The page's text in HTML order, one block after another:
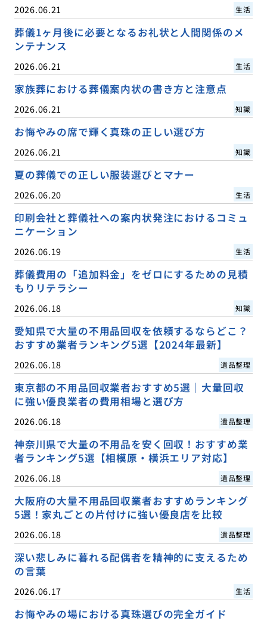
2026.06.21 生活
葬儀1ヶ月後に必要となるお礼状と人間関係のメ
ンテナンス
2026.06.21 生活
家族葬における葬儀案内状の書き方と注意点
2026.06.21 知識
お悔やみの席で輝く真珠の正しい選び方
2026.06.21 知識
夏の葬儀での正しい服装選びとマナー
2026.06.20 生活
印刷会社と葬儀社への案内状発注におけるコミュ
ニケーション
2026.06.19 生活
葬儀費用の「追加料金」をゼロにするための見積
もりリテラシー
2026.06.18 知識
愛知県で大量の不用品回収を依頼するならどこ？
おすすめ業者ランキング5選【2024年最新】
2026.06.18 遺品整理
東京都の不用品回収業者おすすめ5選｜大量回収
に強い優良業者の費用相場と選び方
2026.06.18 遺品整理
神奈川県で大量の不用品を安く回収！おすすめ業
者ランキング5選【相模原・横浜エリア対応】
2026.06.18 遺品整理
大阪府の大量不用品回収業者おすすめランキング
5選！家丸ごとの片付けに強い優良店を比較
2026.06.18 遺品整理
深い悲しみに暮れる配偶者を精神的に支えるため
の言葉
2026.06.17 生活
お悔やみの場における真珠選びの完全ガイド